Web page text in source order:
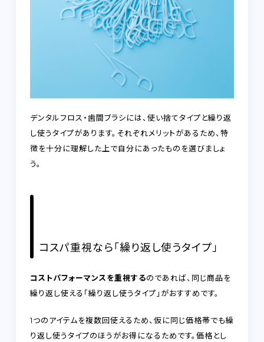
デンタルフロス・歯間ブラシには、使い捨てタイプと繰り返
し使うタイプがあります。それぞれメリットがあるため、特
徴を十分に理解した上で自分にあったものを選びましょ
う。
コスパ重視なら「繰り返し使うタイプ」
コストパフォーマンスを重視するのであれば、同じ商品を
繰り返し使える「繰り返し使うタイプ」がおすすめです。
1つのアイテムを複数回使えるため、仮に同じ価格帯でも繰
り返し使うタイプのほうがお得になるためです。価格とし